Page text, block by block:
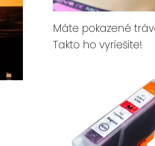
Máte pokazené
Takto ho vyriešite!